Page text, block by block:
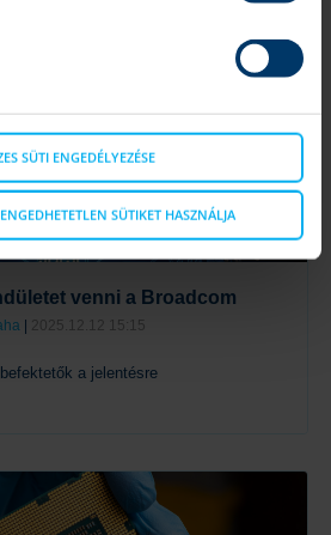
SÜTI ENGEDÉLYEZÉSE
SÜTIKET HASZNÁLJA
venni a Broadcom
| 2025.12.12 15:15
a jelentésre